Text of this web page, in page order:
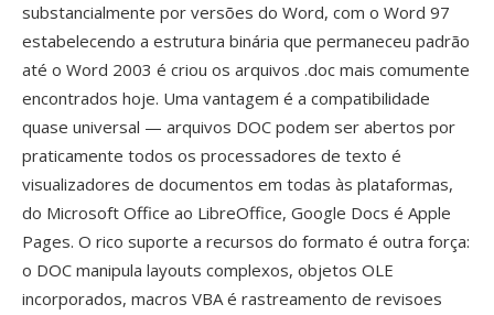
substancialmente por versões do Word, com o Word 97
estabelecendo a estrutura binária que permaneceu padrão
até o Word 2003 é criou os arquivos .doc mais comumente
encontrados hoje. Uma vantagem é a compatibilidade
quase universal — arquivos DOC podem ser abertos por
praticamente todos os processadores de texto é
visualizadores de documentos em todas às plataformas,
do Microsoft Office ao LibreOffice, Google Docs é Apple
Pages. O rico suporte a recursos do formato é outra força:
o DOC manipula layouts complexos, objetos OLE
incorporados, macros VBA é rastreamento de revisoes